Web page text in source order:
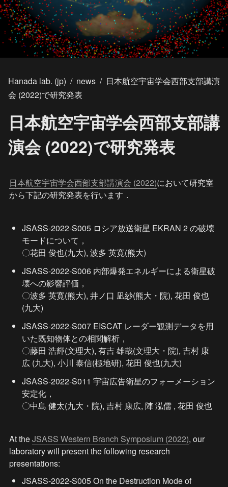
Hanada lab. (jp) / news / 日本航空宇宙学会西部支部講演
会 (2022)で研究発表
日本航空宇宙学会西部支部講
演会 (2022)で研究発表
日本航空宇宙学会西部支部講演会 (2022)において研究室
から下記の研究発表を行います．
JSASS-2022-S005 ロシア放送衛星 EKRAN 2 の破壊
モードについて，
〇花田 俊也(九大), 波多 英寛(熊大)
JSASS-2022-S006 内部爆発エネルギーによる衛星破
壊への影響評価，
〇波多 英寛(熊大), 井ノ口 凪紗(熊大・院), 花田 俊也
(九大)
JSASS-2022-S007 EISCAT レーダー観測データを用
いた既知物体との相関解析，
〇藤田 浩輝(文理大), 有吉 雄哉(文理大・院), 吉村 康
広 (九大), 小川 泰信(極地研), 花田 俊也(九大)
JSASS-2022-S011 宇宙広告衛星のフォーメーション
安定化，
〇中島 健太(九大・院), 吉村 康広, 陣 泓儒 , 花田 俊也
At the JSASS Western Branch Symposium (2022), our
laboratory will present the following research
presentations:
JSASS-2022-S005 On the Destruction Mode of